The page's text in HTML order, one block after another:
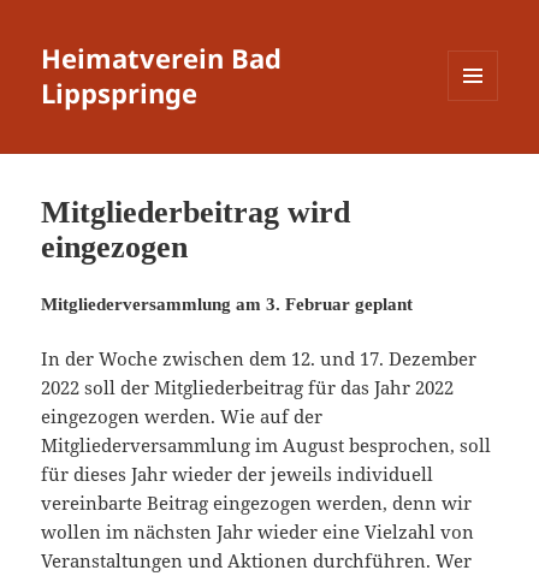
Heimatverein Bad
Lippspringe
WIDGETS
Mitgliederbeitrag wird
eingezogen
Mitgliederversammlung am 3. Februar geplant
In der Woche zwischen dem 12. und 17. Dezember
2022 soll der Mitgliederbeitrag für das Jahr 2022
eingezogen werden. Wie auf der
Mitgliederversammlung im August besprochen, soll
für dieses Jahr wieder der jeweils individuell
vereinbarte Beitrag eingezogen werden, denn wir
wollen im nächsten Jahr wieder eine Vielzahl von
Veranstaltungen und Aktionen durchführen. Wer